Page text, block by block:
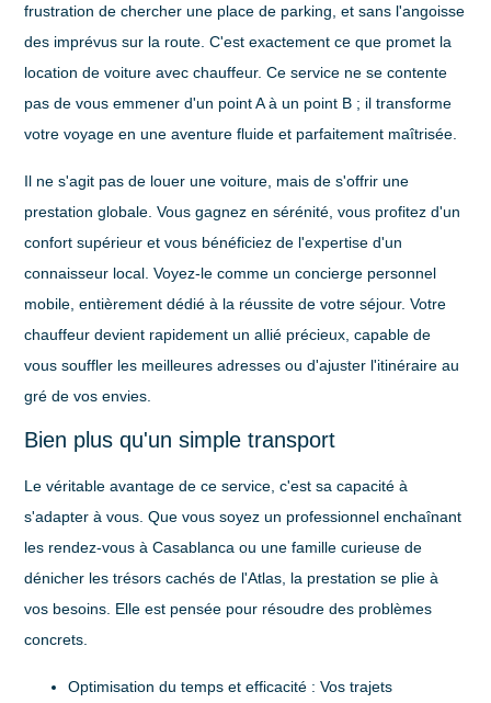
frustration de chercher une place de parking, et sans l'angoisse
des imprévus sur la route. C'est exactement ce que promet la
location de voiture avec chauffeur. Ce service ne se contente
pas de vous emmener d'un point A à un point B ; il transforme
votre voyage en une aventure fluide et parfaitement maîtrisée.
Il ne s'agit pas de louer une voiture, mais de s'offrir une
prestation globale. Vous gagnez en sérénité, vous profitez d'un
confort supérieur et vous bénéficiez de l'expertise d'un
connaisseur local. Voyez-le comme un concierge personnel
mobile, entièrement dédié à la réussite de votre séjour. Votre
chauffeur devient rapidement un allié précieux, capable de
vous souffler les meilleures adresses ou d'ajuster l'itinéraire au
gré de vos envies.
Bien plus qu'un simple transport
Le véritable avantage de ce service, c'est sa capacité à
s'adapter à vous. Que vous soyez un professionnel enchaînant
les rendez-vous à Casablanca ou une famille curieuse de
dénicher les trésors cachés de l'Atlas, la prestation se plie à
vos besoins. Elle est pensée pour résoudre des problèmes
concrets.
Optimisation du temps et efficacité : Vos trajets